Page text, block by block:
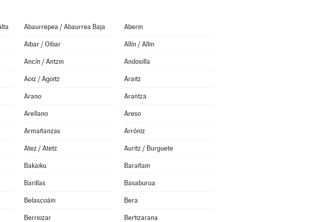
Abaurrepea / Abaurrea Baja Aberin
Aibar / Oibar Allín / Allin
Ancín / Antzin Andosilla
Aoiz / Agoitz Araitz
Arano Arantza
Arellano Areso
Armañanzas Arróniz
Atez / Atetz Auritz / Burguete
Bakaiku Barañain
Barillas Basaburua
Belascoáin Bera
Berriozar Bertizarana